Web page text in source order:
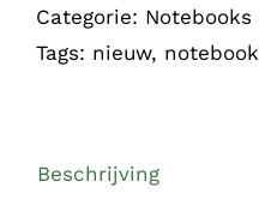
Categorie: Notebooks
Tags: nieuw, notebook
Beschrijving